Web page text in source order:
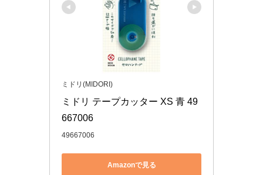
ミドリ(MIDORI)
ミドリ テープカッター XS 青 49
667006
49667006
Amazonで見る